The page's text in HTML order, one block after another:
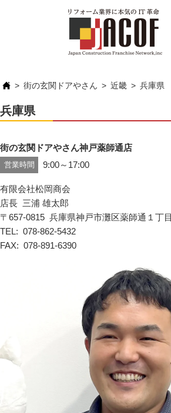
街の玄関ドアやさん 近畿 兵庫県
兵庫県
街の玄関ドアやさん神戸薬師通店
営業時間 9:00～17:00
有限会社松岡商会
店長 三浦 雄太郎
657-0815 兵庫県神戸市灘区薬師通１丁
TEL
078-862-5432
FAX
078-891-6390